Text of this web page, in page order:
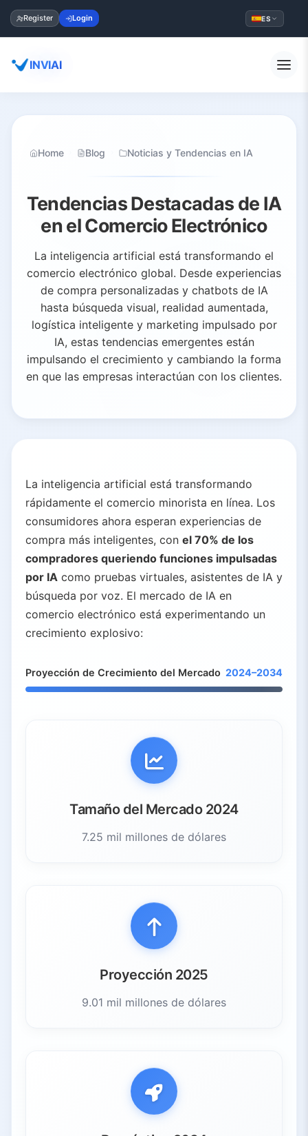
Register Login ES
INVIAI
Home Blog Noticias y Tendencias en IA
Tendencias Destacadas de IA
en el Comercio Electrónico
La inteligencia artificial está transformando el
comercio electrónico global. Desde experiencias
de compra personalizadas y chatbots de IA
hasta búsqueda visual, realidad aumentada,
logística inteligente y marketing impulsado por
IA, estas tendencias emergentes están
impulsando el crecimiento y cambiando la forma
en que las empresas interactúan con los clientes.
La inteligencia artificial está transformando
rápidamente el comercio minorista en línea. Los
consumidores ahora esperan experiencias de
compra más inteligentes, con el 70% de los
compradores queriendo funciones impulsadas
por IA como pruebas virtuales, asistentes de IA y
búsqueda por voz. El mercado de IA en
comercio electrónico está experimentando un
crecimiento explosivo:
Proyección de Crecimiento del Mercado 2024–2034
Tamaño del Mercado 2024
7.25 mil millones de dólares
Proyección 2025
9.01 mil millones de dólares